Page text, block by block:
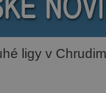
ligy v